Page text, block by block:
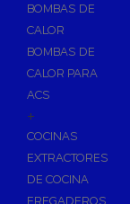
BOMBAS DE
CALOR
BOMBAS DE
CALOR PARA
ACS
+
COCINAS
EXTRACTORES
DE COCINA
FREGADEROS